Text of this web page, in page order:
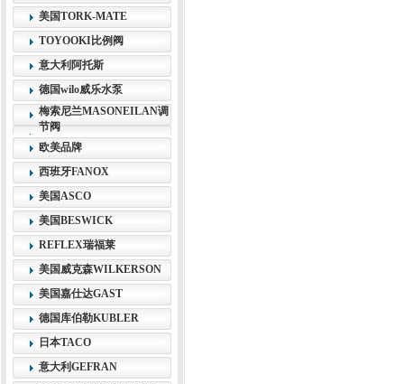
美国TORK-MATE
TOYOOKI比例阀
意大利阿托斯
德国wilo威乐水泵
梅索尼兰MASONEILAN调
节阀
欧美品牌
西班牙FANOX
美国ASCO
美国BESWICK
REFLEX瑞福莱
美国威克森WILKERSON
美国嘉仕达GAST
德国库伯勒KUBLER
日本TACO
意大利GEFRAN